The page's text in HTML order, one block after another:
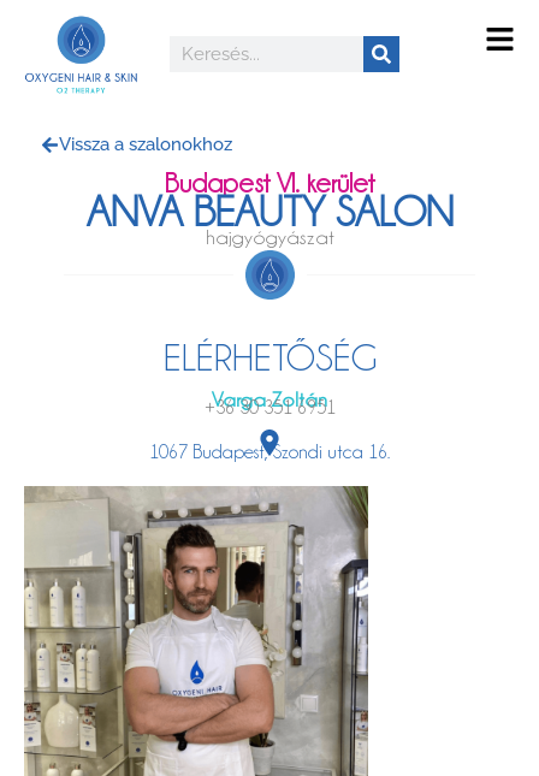
Vissza a szalonokhoz
Budapest VI. kerület
ANVA BEAUTY SALON
hajgyógyászat
ELÉRHETŐSÉG
Varga Zoltán
+36 30 351 6951
1067 Budapest, Szondi utca 16.